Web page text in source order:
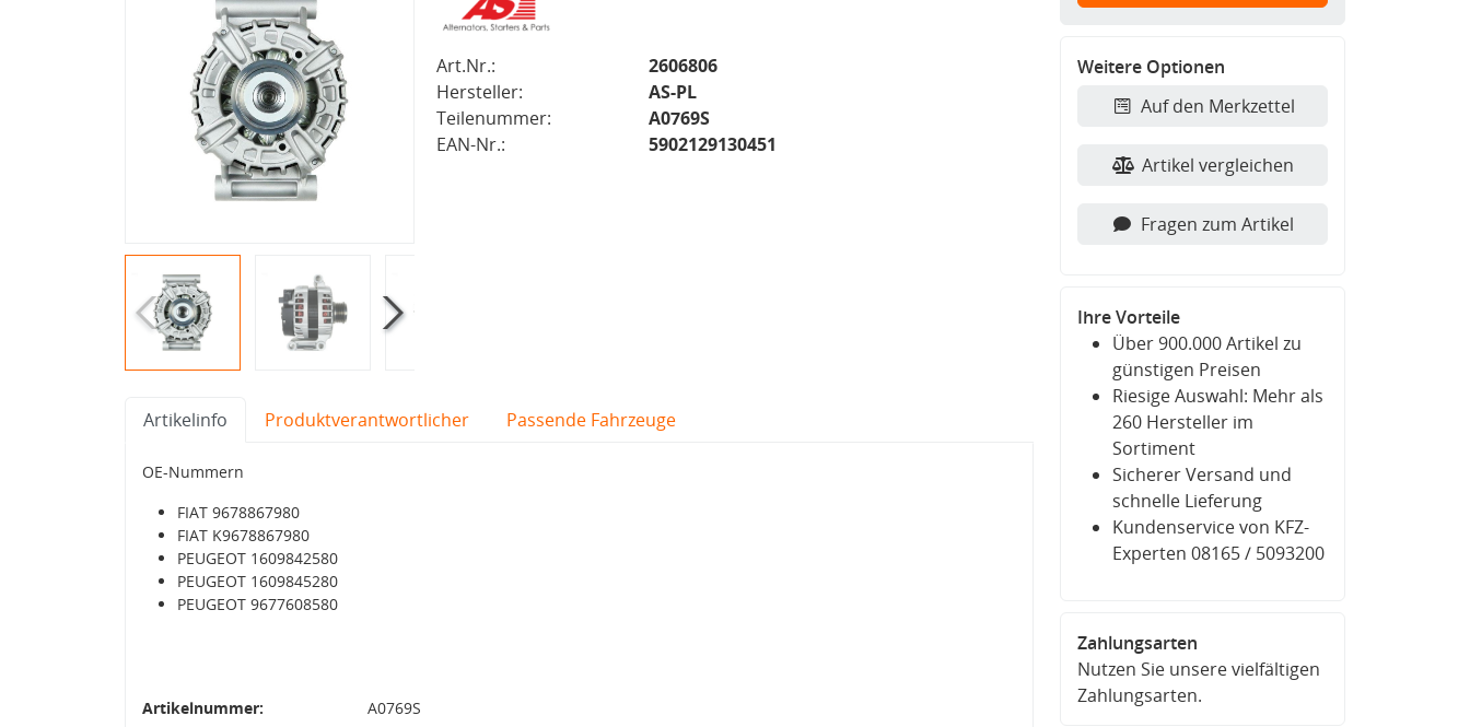
Art.Nr.:
2606806
Hersteller:
AS-PL
Teilenummer:
A0769S
EAN-Nr.:
5902129130451
Artikelinfo Produktverantwortlicher Passende Fahrzeuge
OE-Nummern
FIAT 9678867980
FIAT K9678867980
PEUGEOT 1609842580
PEUGEOT 1609845280
PEUGEOT 9677608580
Artikelnummer:
A0769S
Weitere Optionen
Auf den Merkzettel
Artikel vergleichen
Fragen zum Artikel
Ihre Vorteile
Über 900.000 Artikel zu
günstigen Preisen
Riesige Auswahl: Mehr als
260 Hersteller im
Sortiment
Sicherer Versand und
schnelle Lieferung
Kundenservice von KFZ-
Experten 08165 / 5093200
Zahlungsarten
Nutzen Sie unsere vielfältigen
Zahlungsarten.